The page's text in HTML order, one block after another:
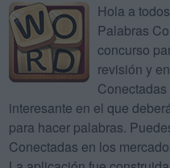
Hola a
Palabras
concurso
revisión y
interesante en el que
para hacer palabras.
Conectadas en los